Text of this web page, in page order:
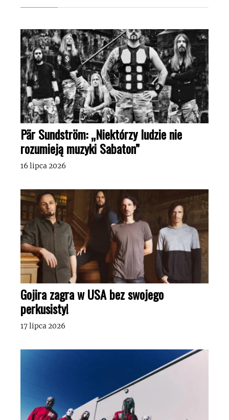
Pär Sundström: „Niektórzy ludzie nie
rozumieją muzyki Sabaton”
16 lipca 2026
Gojira zagra w USA bez swojego
perkusisty!
17 lipca 2026